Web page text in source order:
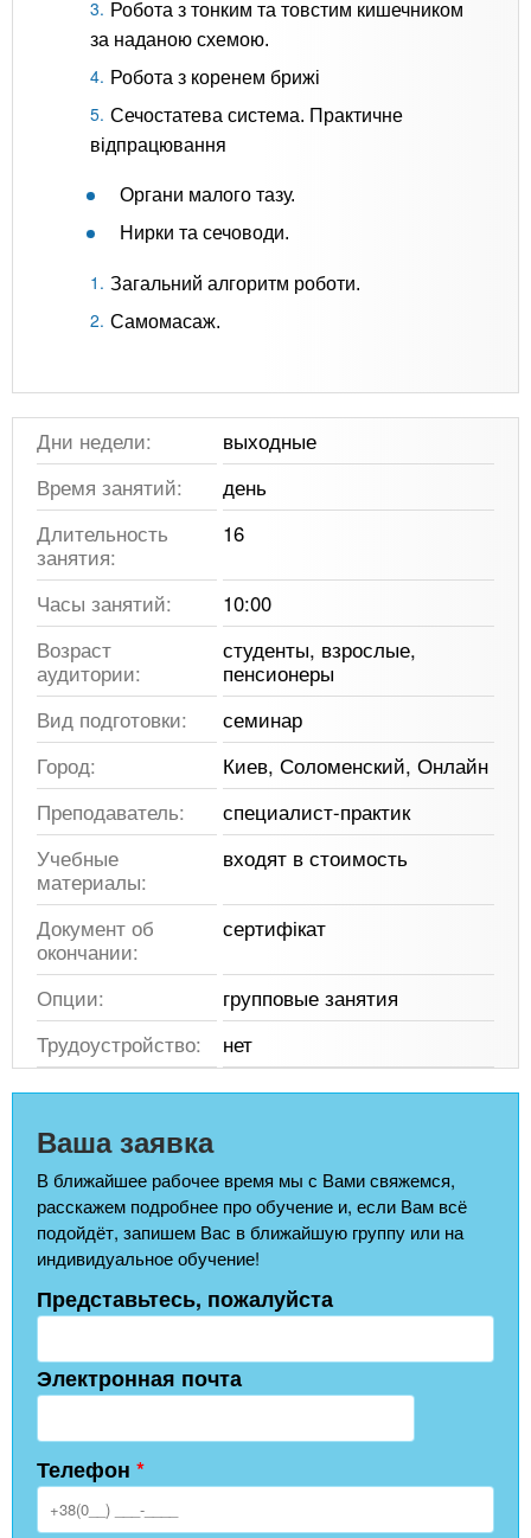
Робота з тонким та товстим кишечником
за наданою схемою.
Робота з коренем брижі
Сечостатева система. Практичне
відпрацювання
Органи малого тазу.
Нирки та сечоводи.
Загальний алгоритм роботи.
Самомасаж.
Дни недели:
выходные
Время занятий:
день
Длительность
занятия:
16
Часы занятий:
10:00
Возраст
аудитории:
студенты, взрослые,
пенсионеры
Вид подготовки:
семинар
Город:
Киев, Соломенский, Онлайн
Преподаватель:
специалист-практик
Учебные
материалы:
входят в стоимость
Документ об
окончании:
сертифікат
Опции:
групповые занятия
Трудоустройство:
нет
Ваша заявка
В ближайшее рабочее время мы с Вами свяжемся,
расскажем подробнее про обучение и, если Вам всё
подойдёт, запишем Вас в ближайшую группу или на
индивидуальное обучение!
Представьтесь, пожалуйста
Электронная почта
Телефон *